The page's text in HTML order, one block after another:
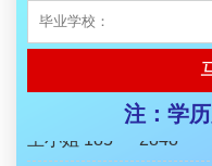
注：学
李先生 137****1923
程女士 136****3253